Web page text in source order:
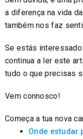
a diferença na vida
também nos faz
Se estás
continua a ler este
tudo o que precisas
Vem connosco!
Começa a tua nova
Onde estudar